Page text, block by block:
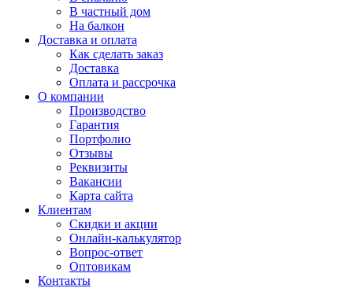
В частный дом
На балкон
Доставка и оплата
Как сделать заказ
Доставка
Оплата и рассрочка
О компании
Производство
Гарантия
Портфолио
Отзывы
Реквизиты
Вакансии
Карта сайта
Клиентам
Скидки и акции
Онлайн-калькулятор
Вопрос-ответ
Оптовикам
Контакты